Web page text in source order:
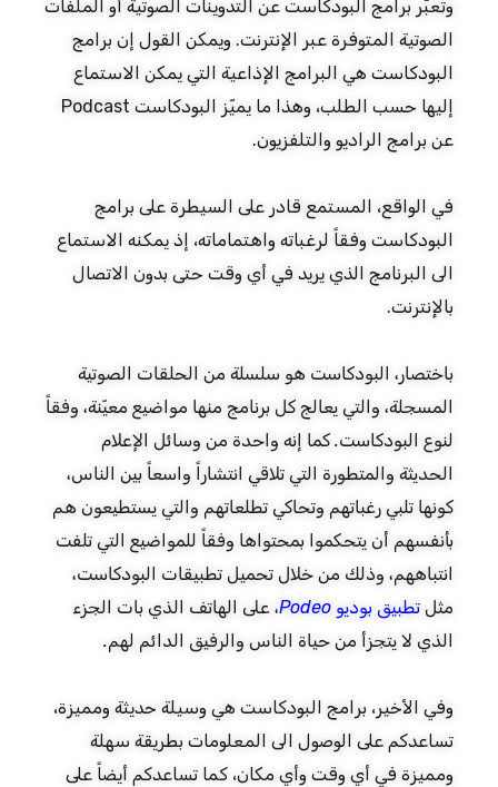
وتعبّر برامج البودكاست عن التدوينات الصوتية أو الملفات
الصوتية المتوفرة عبر الإنترنت. ويمكن القول إن برامج
البودكاست هي البرامج الإذاعية التي يمكن الاستماع
إليها حسب الطلب، وهذا ما يميّز البودكاست Podcast
عن برامج الراديو والتلفزيون.
في الواقع، المستمع قادر على السيطرة على برامج
البودكاست وفقاً لرغباته واهتماماته، إذ يمكنه الاستماع
الى البرنامج الذي يريد في أي وقت حتى بدون الاتصال
بالإنترنت.
باختصار، البودكاست هو سلسلة من الحلقات الصوتية
المسجلة، والتي يعالج كل برنامج منها مواضيع معيّنة، وفقاً
لنوع البودكاست. كما إنه واحدة من وسائل الإعلام
الحديثة والمتطورة التي تلاقي انتشاراً واسعاً بين الناس،
كونها تلبي رغباتهم وتحاكي تطلعاتهم والتي يستطيعون هم
بأنفسهم أن يتحكموا بمحتواها وفقاً للمواضيع التي تلفت
انتباههم، وذلك من خلال تحميل تطبيقات البودكاست،
مثل تطبيق بوديو Podeo
، على الهاتف الذي بات الجزء
الذي لا يتجزأ من حياة الناس والرفيق الدائم لهم.
وفي الأخير، برامج البودكاست هي وسيلة حديثة ومميزة،
تساعدكم على الوصول الى المعلومات بطريقة سهلة
ومميزة في أي وقت وأي مكان، كما تساعدكم أيضاً على